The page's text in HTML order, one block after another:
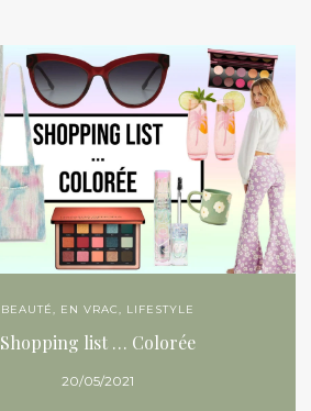
BEAUTÉ, EN VRAC, LIFESTYLE
Shopping list … Colorée
20/05/2021